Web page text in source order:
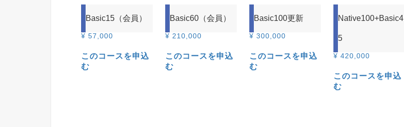
Basic15（会員）
¥ 57,000
このコースを申込
む
Basic60（会員）
¥ 210,000
このコースを申込
む
Basic100更新
¥ 300,000
このコースを申込
む
Native100+Basic4
5
¥ 420,000
このコースを申込
む